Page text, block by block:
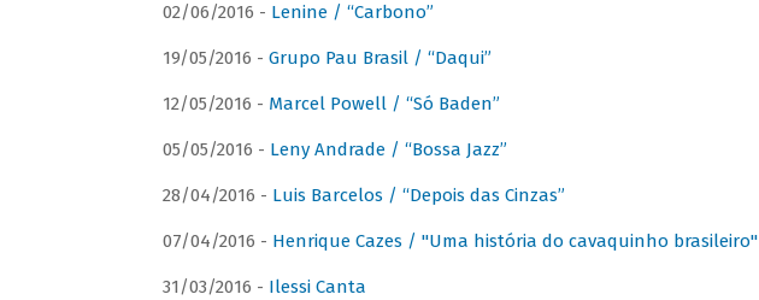
02/06/2016 - Lenine / “Carbono”
19/05/2016 - Grupo Pau Brasil / “Daqui”
12/05/2016 - Marcel Powell / “Só Baden”
05/05/2016 - Leny Andrade / “Bossa Jazz”
28/04/2016 - Luis Barcelos / “Depois das Cinzas”
07/04/2016 - Henrique Cazes / "Uma história do cavaquinho brasileiro"
31/03/2016 - Ilessi Canta